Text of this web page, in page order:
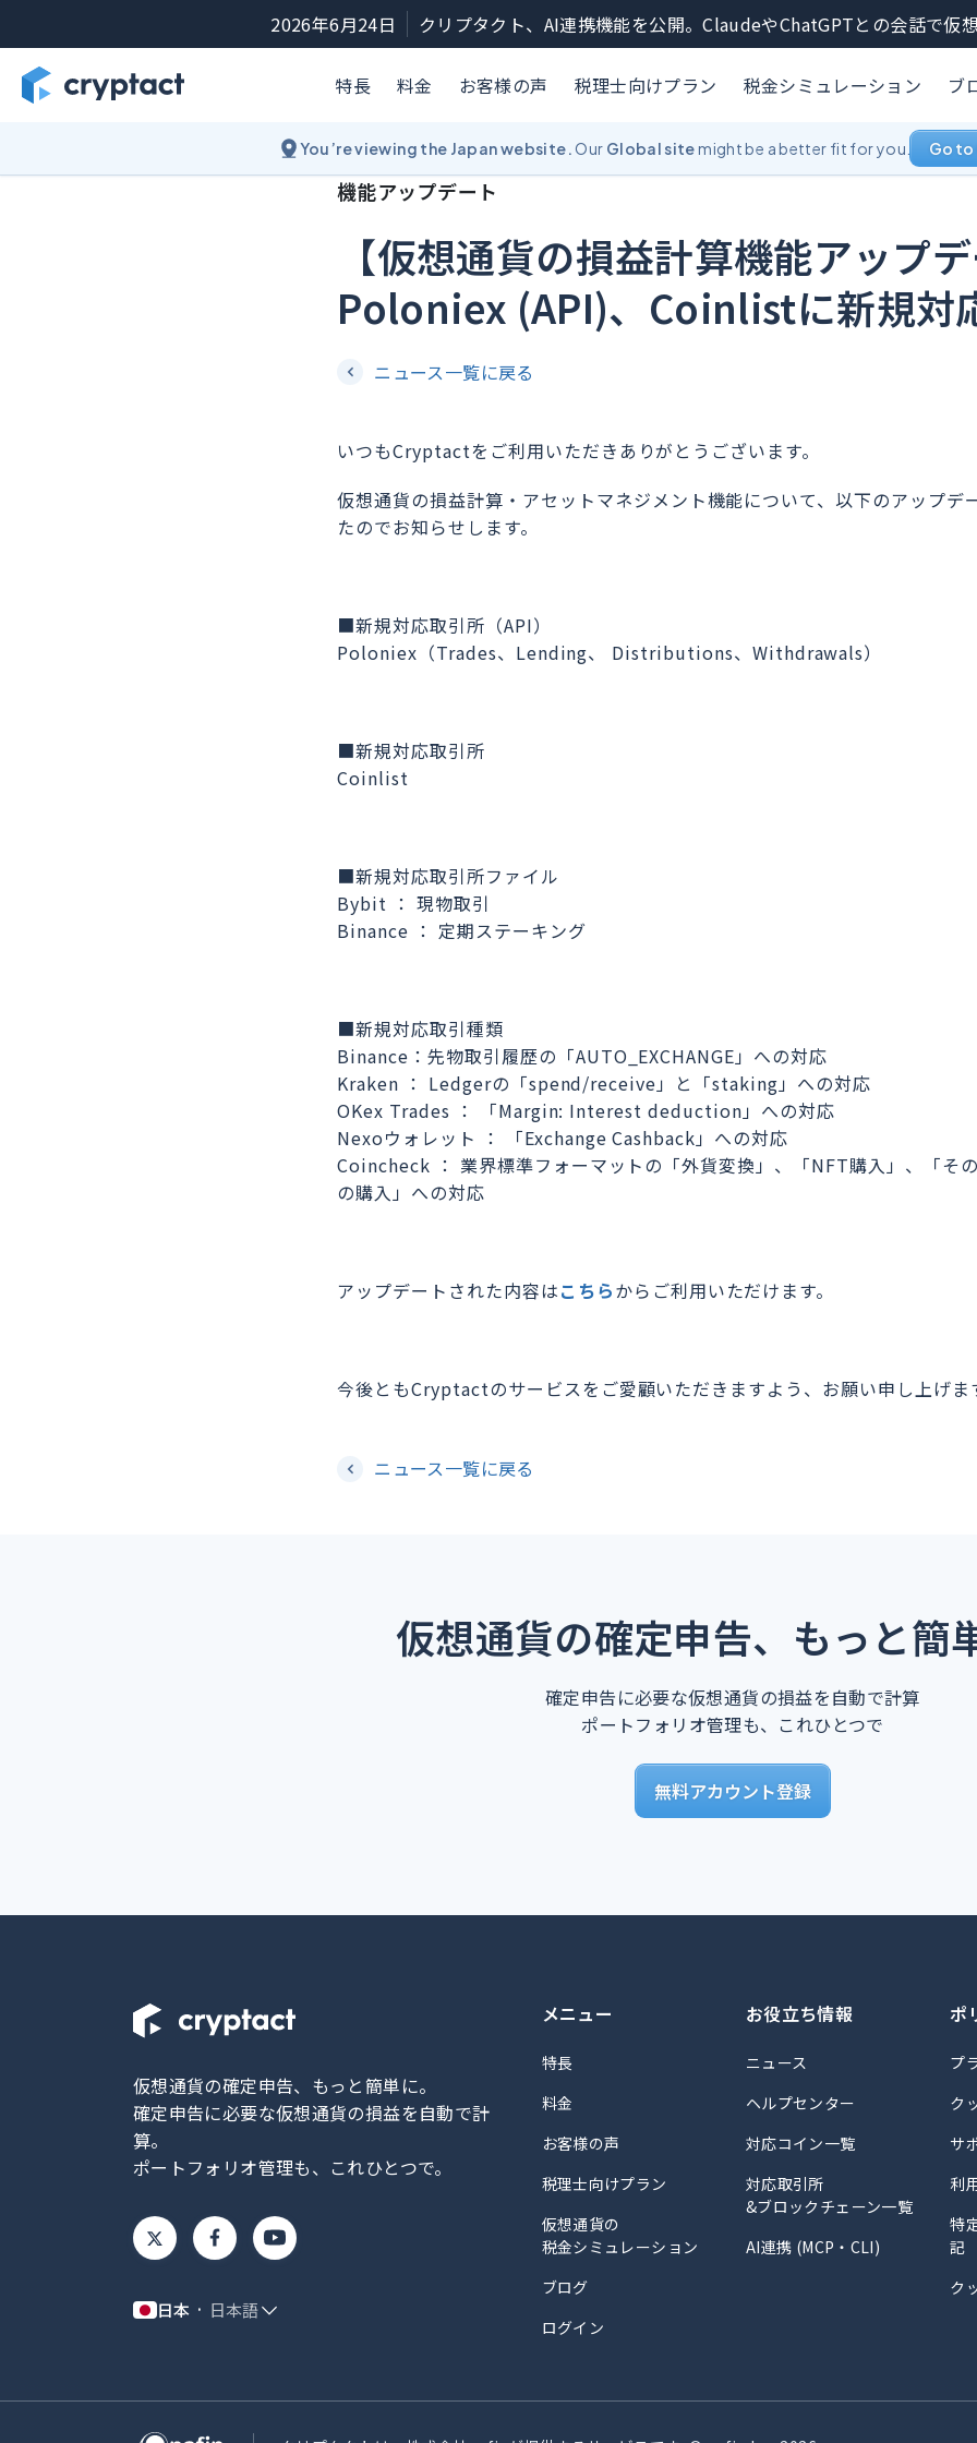
2026年6月24日 クリプタクト、AI連携機能を公開。ClaudeやChatGPTとの会話で仮
特長 料金 お客様の声 税理士向けプラン 税金シミュレーション ブ
You’re viewing the Japan website. Our Global sitemight be a better fit for you. Go
機能アップデート
【仮想通貨の損益計算機能アップ
Poloniex (API)、Coinlistに新規対
ニュース一覧に戻る
いつもCryptactをご利用いただきありがとうございます。
仮想通貨の損益計算・アセットマネジメント機能について、以下のアップデ
たのでお知らせします。
■新規対応取引所（API）
Poloniex（Trades、Lending、 Distributions、Withdrawals）
■新規対応取引所
Coinlist
■新規対応取引所ファイル
Bybit ： 現物取引
Binance ： 定期ステーキング
■新規対応取引種類
Binance：先物取引履歴の「AUTO_EXCHANGE」への対応
Kraken ： Ledgerの「spend/receive」と「staking」への対応
OKex Trades ： 「Margin: Interest deduction」への対応
Nexoウォレット ： 「Exchange Cashback」への対応
Coincheck ： 業界標準フォーマットの「外貨変換」、「NFT購入」、「そ
の購入」への対応
アップデートされた内容はこちらからご利用いただけます。
今後ともCryptactのサービスをご愛顧いただきますよう、お願い申し上げま
ニュース一覧に戻る
仮想通貨の確定申告、もっと簡
確定申告に必要な仮想通貨の損益を自動で計算
ポートフォリオ管理も、これひとつで
無料アカウント登録
仮想通貨の確定申告、もっと簡単に。
確定申告に必要な仮想通貨の損益を自動で計
算。
ポートフォリオ管理も、これひとつで。
日本 日本語
メニュー
特長
料金
お客様の声
税理士向けプラン
仮想通貨の
税金シミュレーション
ブログ
ログイン
お役立ち情報
ニュース
ヘルプセンター
対応コイン一覧
対応取引所
&ブロックチェーン一覧
AI連携 (MCP・CLI)
ポ
プ
ク
サ
利
特
記
ク